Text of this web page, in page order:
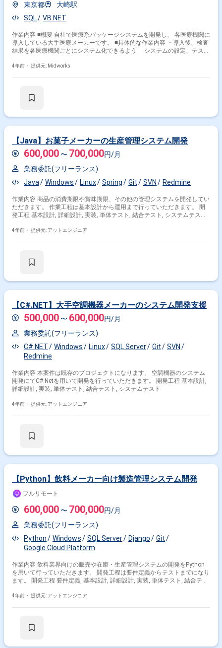
東京都
大崎駅
SQL
VB.NET
作業内容 ■概要 自社で医療系パッケージシステムを開発し、 各医療機関に
導入している大手医療メーカーです。 ■具体的な作業内容 ・導入後、検査
結果を各医療機関ごとにシステム化できるよう システムの設定、テス
います。 ・場所によっては東京都内外の出張もありますが 交通費は全
4年前・ 提供元: Midworks
【Java】お菓子メーカーの生産管理システム開発
600,000 〜 700,000円/月
業務委託(フリーランス)
Java
Windows Linux Spring Git SVN Redmine
作業内容 商品の消費期限や賞味期限、その他の管理システムを開発してい
ただきます。 作業工程は基本設計から運用まで行っていただきます。 開
発工程 基本設計, 詳細設計, 実装, 単体テスト, 結合テスト, システムテスト,
4年前・ 提供元: アットエンジニア
【C#.NET】大手空調機器メーカーのシステム開発支援
500,000 〜 600,000円/月
業務委託(フリーランス)
C#.NET
Windows Linux SQL Server Git
SVN
Redmine
作業内容 本案件は既存のプロジェクトになります。 空調機器のシステム
開発にてC#.Netを用いて開発を行っていただきます。 開発工程 基本設計,
詳細設計, 実装, 単体テスト, 結合テスト, システムテスト
4年前・ 提供元: アットエンジニア
【Python】飲料メーカー向け製造管理システム開発
フルリモート
600,000 〜 700,000円/月
業務委託(フリーランス)
Python
Windows SQL Server Django
Git
Google Cloud Platform
作業内容 飲料業界向けの販売や在庫・生産管理システムの開発をPython
を用いて行っていただきます。 開発工程は要件定義からテストまでになり
ます。 開発工程 要件定義, 基本設計, 詳細設計, 実装, 単体テスト, 結合テス
4年前・ 提供元: アットエンジニア
掛け合わせ条件で絞り込む
職種で絞り込む
Windows × インフラエンジニア
Windows × サーバーサイドエンジニア
Windows × 社内SE
業界で絞り込む
Windows × 金融系